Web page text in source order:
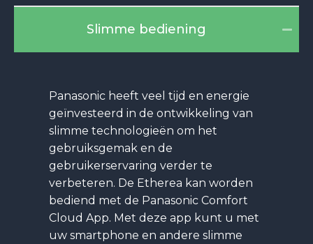
Slimme bediening
Panasonic heeft veel tijd en energie
geïnvesteerd in de ontwikkeling van
slimme technologieën om het
gebruiksgemak en de
gebruikerservaring verder te
verbeteren. De Etherea kan worden
bediend met de Panasonic Comfort
Cloud App. Met deze app kunt u met
uw smartphone en andere slimme